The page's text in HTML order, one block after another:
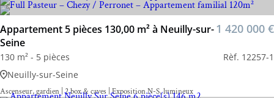
Appartement 5 pièces 130,00 m² à Neuilly-sur-
Seine
1 420 000 €
130 m² - 5 pièces
Rèf. 12257-1
Neuilly-sur-Seine
Ascenseur, gardien | 2 box & caves | Exposition N-S, lumineux